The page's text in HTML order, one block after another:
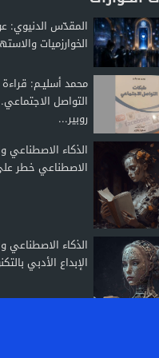
المقدّس
الخوارزميات
محمد أسليـم:
التواصل
روبير...
الاصطناعي خطر
الإبداع الأدبي